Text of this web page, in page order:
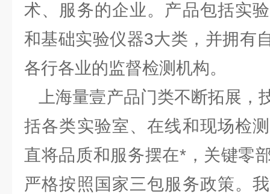
术、服务的企业。产品包括实
和基础实验仪器3大类，并拥有
各行各业的监督检测机构。
上海量壹产品门类不断拓展，
括各类实验室、在线和现场检
直将品质和服务摆在*，关键零
严格按照国家三包服务政策。